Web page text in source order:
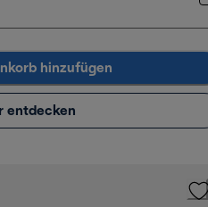
hinzufügen
entdecken